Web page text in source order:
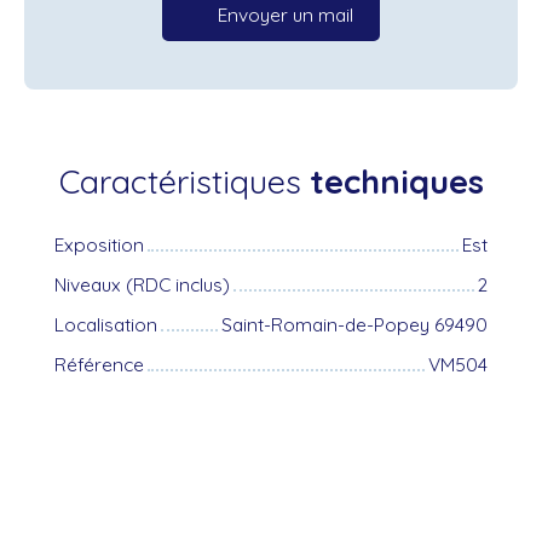
Envoyer un mail
Caractéristiques techniques
Exposition
Est
Niveaux (RDC inclus)
2
Localisation
Saint-Romain-de-Popey 69490
Référence
VM504